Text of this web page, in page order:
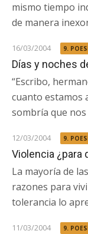
mismo tiempo
de manera
16/03/2004 9.
Días y noches
“Escribo,
cuanto estamos
sombría que nos
12/03/2004 9.
Violencia ¿para
La mayoría de
razones para
tolerancia lo
11/03/2004 9.